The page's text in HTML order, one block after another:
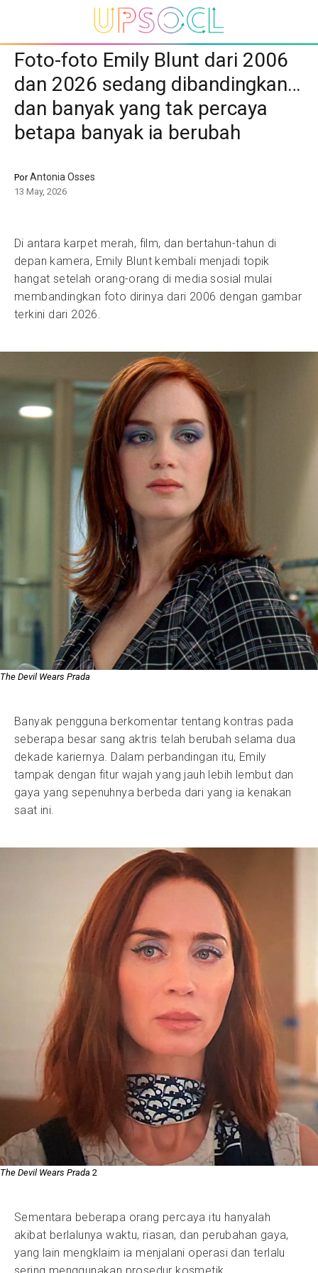
Foto-foto Emily Blunt dari 2006
dan 2026 sedang dibandingkan…
dan banyak yang tak percaya
betapa banyak ia berubah
PorAntonia Osses
13 May, 2026
Di antara karpet merah, film, dan bertahun-tahun di
depan kamera, Emily Blunt kembali menjadi topik
hangat setelah orang-orang di media sosial mulai
membandingkan foto dirinya dari 2006 dengan gambar
terkini dari 2026.
The Devil Wears Prada
Banyak pengguna berkomentar tentang kontras pada
seberapa besar sang aktris telah berubah selama dua
dekade kariernya. Dalam perbandingan itu, Emily
tampak dengan fitur wajah yang jauh lebih lembut dan
gaya yang sepenuhnya berbeda dari yang ia kenakan
saat ini.
The Devil Wears Prada 2
Sementara beberapa orang percaya itu hanyalah
akibat berlalunya waktu, riasan, dan perubahan gaya,
yang lain mengklaim ia menjalani operasi dan terlalu